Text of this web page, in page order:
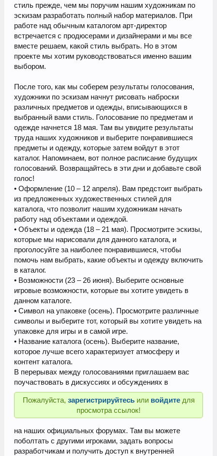
стиль прежде, чем мы поручим нашим художникам по
эскизам разработать полный набор материалов. При
работе над обычным каталогом арт-директор
встречается с продюсерами и дизайнерами и мы все
вместе решаем, какой стиль выбрать. Но в этом
проекте мы хотим руководствоваться именно вашим
выбором.
После того, как мы соберем результаты голосования,
художники по эскизам начнут рисовать наброски
различных предметов и одежды, вписывающихся в
выбранный вами стиль. Голосование по предметам и
одежде начнется 18 мая. Там вы увидите результаты
труда наших художников и выберите понравившиеся
предметы и одежду, которые затем войдут в этот
каталог. Напоминаем, вот полное расписание будущих
голосований. Возвращайтесь в эти дни и добавьте свой
голос!
• Оформление (10 – 12 апреля). Вам предстоит выбрать
из предложенных художественных стилей для
каталога, что позволит нашим художникам начать
работу над объектами и одеждой.
• Объекты и одежда (18 – 21 мая). Просмотрите эскизы,
которые мы нарисовали для данного каталога, и
проголосуйте за наиболее понравившиеся, чтобы
помочь нам выбрать, какие объекты и одежду включить
в каталог.
• Возможности (23 – 26 июня). Выберите основные
игровые возможности, которые вы хотите увидеть в
данном каталоге.
• Символ на упаковке (осень). Просмотрите различные
символы и выберите тот, который вы хотите увидеть на
упаковке для игры и в самой игре.
• Название каталога (осень). Выберите название,
которое лучше всего характеризует атмосферу и
контент каталога.
В перерывах между голосованиями приглашаем вас
поучаствовать в дискуссиях и обсуждениях в
Пожалуйста, зарегистрируйтесьили войдите для
просмотра ссылок!
на наших официальных форумах. Там вы можете
поболтать с другими игроками, задать вопросы
разработчикам и получить доступ к внутренней